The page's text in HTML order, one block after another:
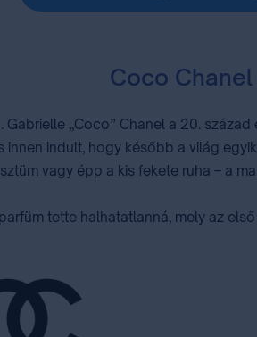
Coco
Gabrielle „Coco” Chanel a 20.
innen indult, hogy később a világ
vagy épp a kis fekete ruha – a
tette halhatatlanná, mely az